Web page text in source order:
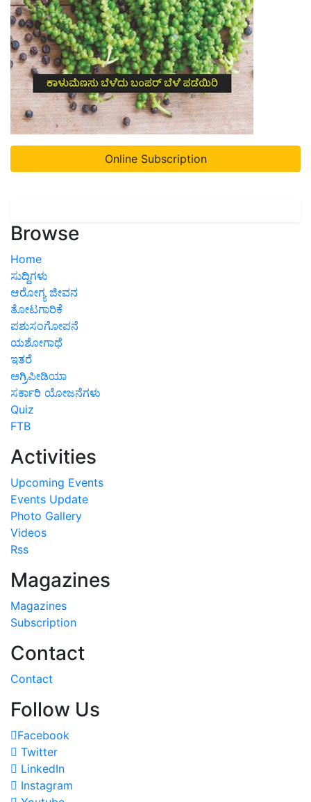
Online Subscription
Browse
Home
ಸುದ್ದಿಗಳು
ಆರೋಗ್ಯ ಜೀವನ
ತೋಟಗಾರಿಕೆ
ಪಶುಸಂಗೋಪನೆ
ಯಶೋಗಾಥೆ
ಇತರೆ
ಅಗ್ರಿಪೀಡಿಯಾ
ಸರ್ಕಾರಿ ಯೋಜನೆಗಳು
Quiz
FTB
Activities
Upcoming Events
Events Update
Photo Gallery
Videos
Rss
Magazines
Magazines
Subscription
Contact
Contact
Follow Us
Facebook
Twitter
LinkedIn
Instagram